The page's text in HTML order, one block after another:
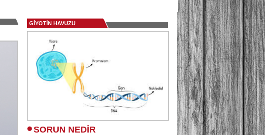
GİYOTİN HAVUZU
SORUN NEDİR